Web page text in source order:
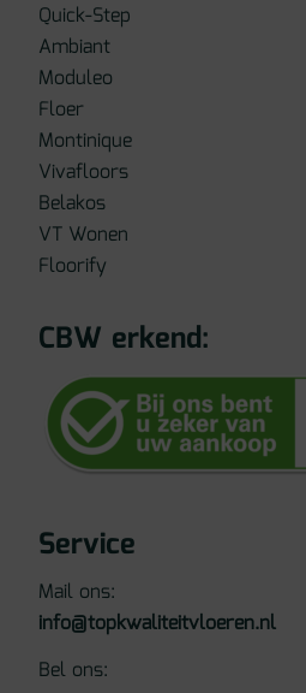
Quick-Step
Ambiant
Moduleo
Floer
Montinique
Vivafloors
Belakos
VT Wonen
Floorify
CBW erkend:
Service
Mail ons:
info@topkwaliteitvloeren.nl
Bel ons: